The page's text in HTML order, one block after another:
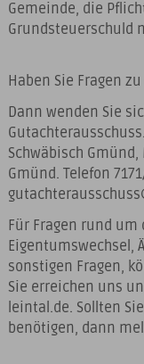
Gemeinde, die
Grundsteuerschuld
Haben Sie Fragen
Dann wenden Sie
Schwäbisch Gmünd,
Gmünd. Telefon
Für Fragen rund um
Eigentumswechsel,
sonstigen Fragen,
Sie erreichen uns
leintal.de. Sollten
benötigen, dann